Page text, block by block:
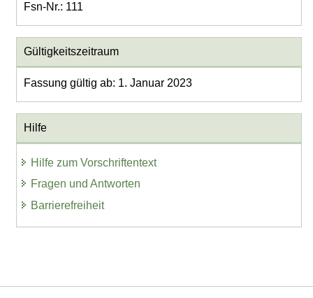
Fsn-Nr.: 111
Gültigkeitszeitraum
Fassung gültig ab: 1. Januar 2023
Hilfe
Hilfe zum Vorschriftentext
Fragen und Antworten
Barrierefreiheit